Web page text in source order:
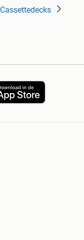
Cassettedecks